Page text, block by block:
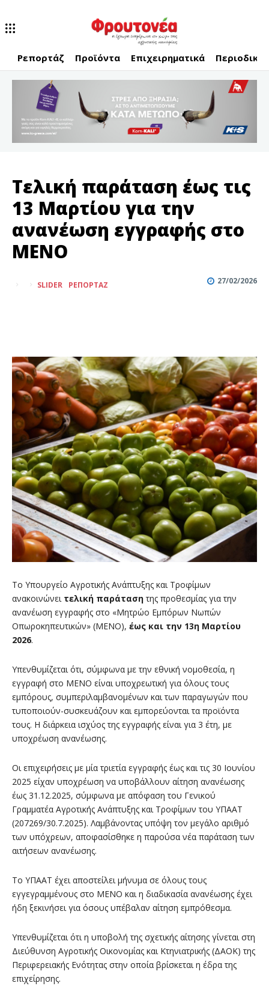
Ρεπορτάζ Προϊόντα Επιχειρηματικά Περιοδικό
Τελική παράταση έως τις
13 Μαρτίου για την
ανανέωση εγγραφής στο
ΜΕΝΟ
27/02/2026
SLIDER ΡΕΠΟΡΤΆΖ
Το Υπουργείο Αγροτικής Ανάπτυξης και Τροφίμων
ανακοινώνει τελική παράτασητης προθεσμίας για την
ανανέωση εγγραφής στο «Μητρώο Εμπόρων Νωπών
Οπωροκηπευτικών» (ΜΕΝΟ), έως και την 13η Μαρτίου
2026.
Υπενθυμίζεται ότι, σύμφωνα με την εθνική νομοθεσία, η
εγγραφή στο ΜΕΝΟ είναι υποχρεωτική για όλους τους
εμπόρους, συμπεριλαμβανομένων και των παραγωγών που
τυποποιούν-συσκευάζουν και εμπορεύονται τα προϊόντα
τους. Η διάρκεια ισχύος της εγγραφής είναι για 3 έτη, με
υποχρέωση ανανέωσης.
Οι επιχειρήσεις με μία τριετία εγγραφής έως και τις 30 Ιουνίου
2025 είχαν υποχρέωση να υποβάλλουν αίτηση ανανέωσης
έως 31.12.2025, σύμφωνα με απόφαση του Γενικού
Γραμματέα Αγροτικής Ανάπτυξης και Τροφίμων του ΥΠΑΑΤ
(207269/30.7.2025). Λαμβάνοντας υπόψη τον μεγάλο αριθμό
των υπόχρεων, αποφασίσθηκε η παρούσα νέα παράταση των
αιτήσεων ανανέωσης.
Το ΥΠΑΑΤ έχει αποστείλει μήνυμα σε όλους τους
εγγεγραμμένους στο ΜΕΝΟ και η διαδικασία ανανέωσης έχει
ήδη ξεκινήσει για όσους υπέβαλαν αίτηση εμπρόθεσμα.
Υπενθυμίζεται ότι η υποβολή της σχετικής αίτησης γίνεται στη
Διεύθυνση Αγροτικής Οικονομίας και Κτηνιατρικής (ΔΑΟΚ) της
Περιφερειακής Ενότητας στην οποία βρίσκεται η έδρα της
επιχείρησης.